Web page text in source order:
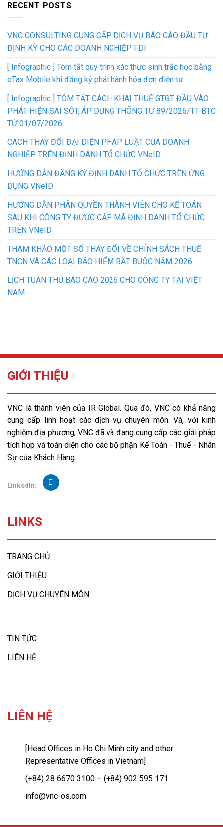
RECENT POSTS
VNC CONSULTING CUNG CẤP DỊCH VỤ BÁO CÁO ĐẦU TƯ
ĐỊNH KỲ CHO CÁC DOANH NGHIỆP FDI
[ Infographic ] Tóm tắt quy trình xác thực sinh trắc học bằng
eTax Mobile khi đăng ký phát hành hóa đơn điện tử
[ Infographic ] TÓM TẮT CÁCH KHAI THUẾ GTGT ĐẦU VÀO
PHÁT HIỆN SAI SÓT, ÁP DỤNG THÔNG TƯ 89/2026/TT-BTC
TỪ 01/07/2026
CÁCH THAY ĐỔI ĐẠI DIỆN PHÁP LUẬT CỦA DOANH
NGHIỆP TRÊN ĐỊNH DANH TỔ CHỨC VNeID
HƯỚNG DẪN ĐĂNG KÝ ĐỊNH DANH TỔ CHỨC TRÊN ỨNG
DỤNG VNeID
HƯỚNG DẪN PHÂN QUYỀN THÀNH VIÊN CHO KẾ TOÁN
SAU KHI CÔNG TY ĐƯỢC CẤP MÃ ĐỊNH DANH TỔ CHỨC
TRÊN VNeID
THAM KHẢO MỘT SỐ THAY ĐỔI VỀ CHÍNH SÁCH THUẾ
TNCN VÀ CÁC LOẠI BẢO HIỂM BẮT BUỘC NĂM 2026
LỊCH TUÂN THỦ BÁO CÁO 2026 CHO CÔNG TY TẠI VIỆT
NAM
GIỚI THIỆU
VNC là thành viên của IR Global. Qua đó, VNC có khả năng
cung cấp linh hoạt các dịch vụ chuyên môn. Và, với kinh
nghiệm địa phương, VNC đã và đang cung cấp các giải pháp
tích hợp và toàn diện cho các bộ phận Kế Toán - Thuế - Nhân
Sự của Khách Hàng.
Linkedln:
LINKS
TRANG CHỦ
GIỚI THIỆU
DỊCH VỤ CHUYÊN MÔN
TIN TỨC
LIÊN HỆ
LIÊN HỆ
[Head Offices in Ho Chi Minh city and other
Representative Offices in Vietnam]
(+84) 28 6670 3100 – (+84) 902 595 171
info@vnc-os.com